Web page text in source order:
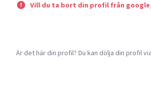
Vill du ta bort din profil från
Är det här din profil? Du kan dölja din profil